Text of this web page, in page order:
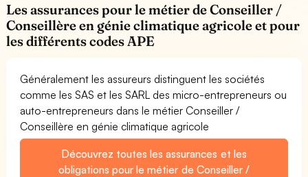
Les assurances pour le métier de Conseiller /
Conseillère en génie climatique agricole et pour
les différents codes APE
Généralement les assureurs distinguent les sociétés
comme les SAS et les SARL des micro-entrepreneurs ou
auto-entrepreneurs dans le métier Conseiller /
Conseillère en génie climatique agricole
Découvrez toutes les assurances et les
obligations pour le métier de Conseiller /